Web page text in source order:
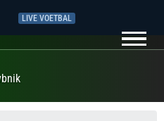
LIVE VOETBAL